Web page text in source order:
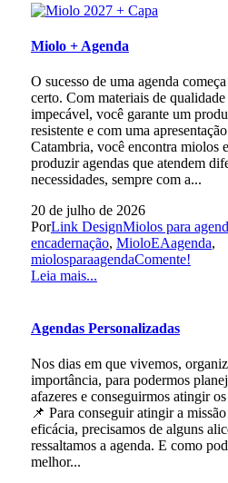
Miolo + Agenda
O sucesso de uma agenda
certo. Com materiais de
impecável, você garante um
resistente e com uma
Catambria, você encontra miolos
produzir agendas que atendem
necessidades, sempre com a...
20 de julho de 2026
PorLink DesignMiolos para
encadernação, MioloEAagenda,
miolosparaagendaComente!
Leia mais...
Agendas Personalizadas
Nos dias em que vivemos,
importância, para podermos
afazeres e conseguirmos atingir
📌 Para conseguir atingir a
eficácia, precisamos de alguns
ressaltamos a agenda. E como
melhor...